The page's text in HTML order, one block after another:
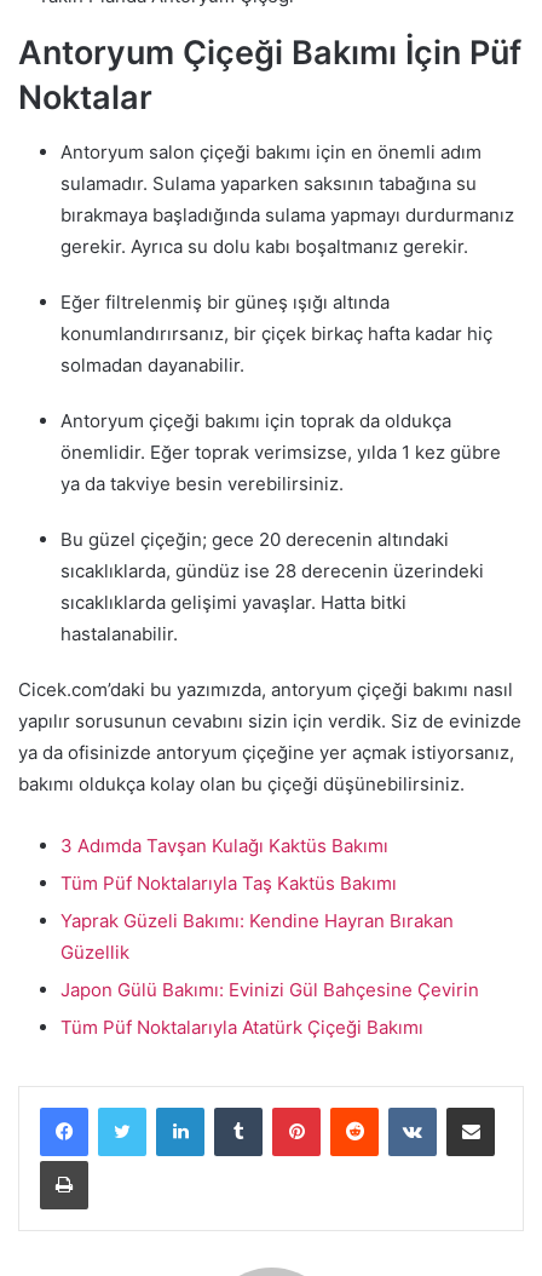
Antoryum Çiçeği Bakımı İçin Püf
Noktalar
Antoryum salon çiçeği bakımı için en önemli adım
sulamadır. Sulama yaparken saksının tabağına su
bırakmaya başladığında sulama yapmayı durdurmanız
gerekir. Ayrıca su dolu kabı boşaltmanız gerekir.
Eğer filtrelenmiş bir güneş ışığı altında
konumlandırırsanız, bir çiçek birkaç hafta kadar hiç
solmadan dayanabilir.
Antoryum çiçeği bakımı için toprak da oldukça
önemlidir. Eğer toprak verimsizse, yılda 1 kez gübre
ya da takviye besin verebilirsiniz.
Bu güzel çiçeğin; gece 20 derecenin altındaki
sıcaklıklarda, gündüz ise 28 derecenin üzerindeki
sıcaklıklarda gelişimi yavaşlar. Hatta bitki
hastalanabilir.
Cicek.com’daki bu yazımızda, antoryum çiçeği bakımı nasıl
yapılır sorusunun cevabını sizin için verdik. Siz de evinizde
ya da ofisinizde antoryum çiçeğine yer açmak istiyorsanız,
bakımı oldukça kolay olan bu çiçeği düşünebilirsiniz.
3 Adımda Tavşan Kulağı Kaktüs Bakımı
Tüm Püf Noktalarıyla Taş Kaktüs Bakımı
Yaprak Güzeli Bakımı: Kendine Hayran Bırakan
Güzellik
Japon Gülü Bakımı: Evinizi Gül Bahçesine Çevirin
Tüm Püf Noktalarıyla Atatürk Çiçeği Bakımı
LinkedInTumblr PinterestReddit VKontakteE-Posta ile paylaş
Yazdır